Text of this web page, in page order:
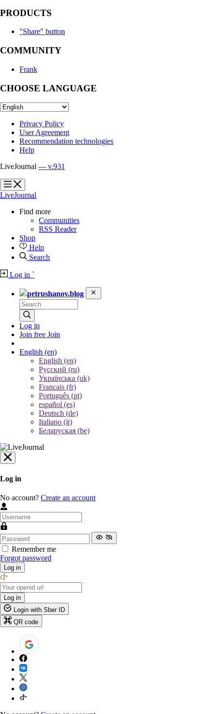
PRODUCTS
"Share" button
COMMUNITY
Frank
CHOOSE LANGUAGE
Privacy Policy
User Agreement
Recommendation technologies
Help
LiveJournal — v.931
?
?
LiveJournal
Find more
Communities
RSS Reader
Shop
Help
Search
Log in `
petrushanov.blog
Log in
Join free Join
English (en)
English (en)
Русский (ru)
Українська (uk)
Français (fr)
Português (pt)
español (es)
Deutsch (de)
Italiano (it)
Беларуская (be)
Log in
No account? Create an account
Remember me
Forgot password
Log in
Log in
Login with Sber ID
QR code